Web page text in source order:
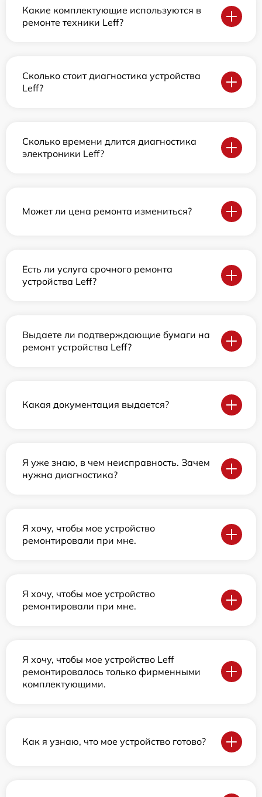
Какие комплектующие используются в
ремонте техники Leff?
Сколько стоит диагностика устройства
Leff?
Сколько времени длится диагностика
электроники Leff?
Может ли цена ремонта измениться?
Есть ли услуга срочного ремонта
устройства Leff?
Выдаете ли подтверждающие бумаги на
ремонт устройства Leff?
Какая документация выдается?
Я уже знаю, в чем неисправность. Зачем
нужна диагностика?
Я хочу, чтобы мое устройство
ремонтировали при мне.
Я хочу, чтобы мое устройство
ремонтировали при мне.
Я хочу, чтобы мое устройство Leff
ремонтировалось только фирменными
комплектующими.
Как я узнаю, что мое устройство готово?